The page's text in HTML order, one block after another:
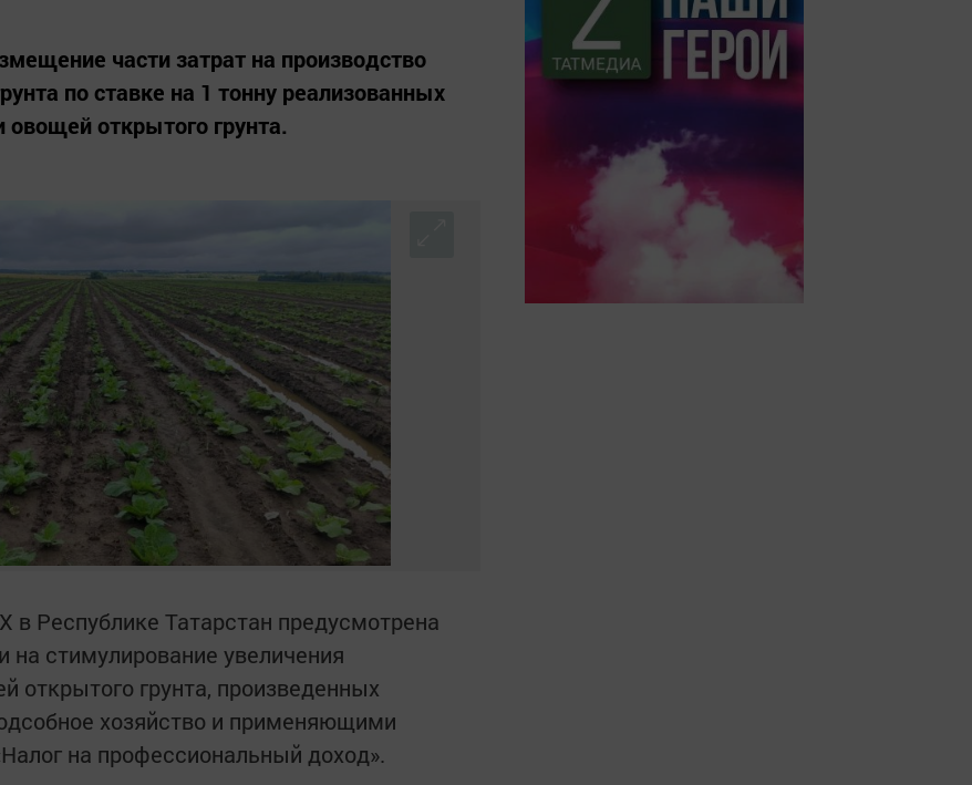
части затрат на производство
по ставке на 1 тонну реализованных
открытого грунта.
Республике Татарстан предусмотрена
на стимулирование увеличения
открытого грунта, произведенных
хозяйство и применяющими
на профессиональный доход».